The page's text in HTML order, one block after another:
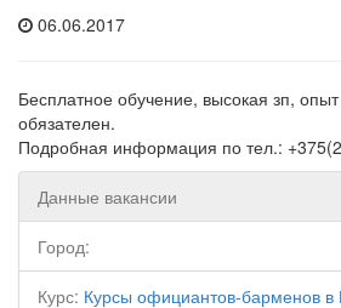
06.06.2017
Бесплатное обучение, высокая зп,
обязателен.
Подробная информация по тел.:
Данные вакансии
Город:
Курс: Курсы официантов-барменов в